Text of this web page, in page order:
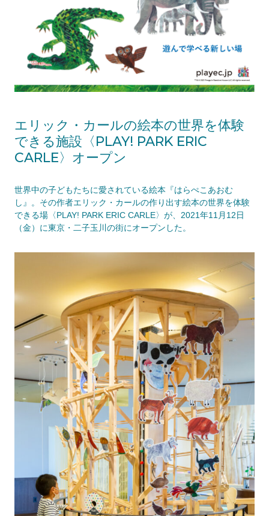
エリック・カールの絵本の世界を体験
できる施設〈PLAY! PARK ERIC
CARLE〉オープン
世界中の子どもたちに愛されている絵本『はらぺこあおむ
し』。その作者エリック・カールの作り出す絵本の世界を体験
できる場〈PLAY! PARK ERIC CARLE〉が、2021年11月12日
（金）に東京・二子玉川の街にオープンした。